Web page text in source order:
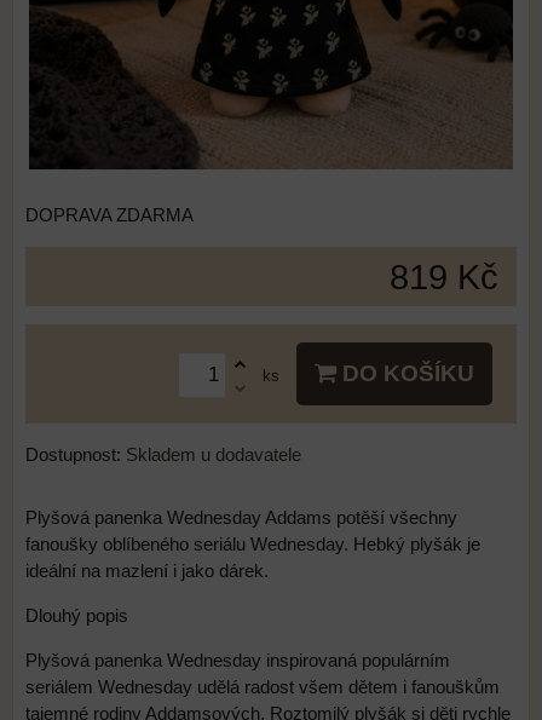
DOPRAVA ZDARMA
819 Kč
ks DO KOŠÍKU
Dostupnost: Skladem u dodavatele
Plyšová panenka Wednesday Addams potěší všechny
fanoušky oblíbeného seriálu Wednesday. Hebký plyšák je
ideální na mazlení i jako dárek.
Dlouhý popis
Plyšová panenka Wednesday inspirovaná populárním
seriálem Wednesday udělá radost všem dětem i fanouškům
tajemné rodiny Addamsových. Roztomilý plyšák si děti rychle